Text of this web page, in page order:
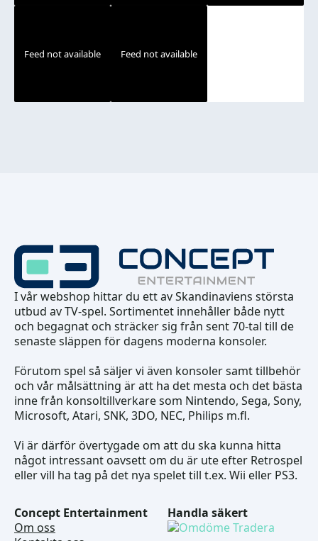
Feed not available Feed not available
I vår webshop hittar du ett av Skandinaviens största
utbud av TV-spel. Sortimentet innehåller både nytt
och begagnat och sträcker sig från sent 70-tal till de
senaste släppen för dagens moderna konsoler.
Förutom spel så säljer vi även konsoler samt tillbehör
och vår målsättning är att ha det mesta och det bästa
inne från konsoltillverkare som Nintendo, Sega, Sony,
Microsoft, Atari, SNK, 3DO, NEC, Philips m.fl.
Vi är därför övertygade om att du ska kunna hitta
något intressant oavsett om du är ute efter Retrospel
eller vill ha tag på det nya spelet till t.ex. Wii eller PS3.
Concept Entertainment
Om oss
Handla säkert